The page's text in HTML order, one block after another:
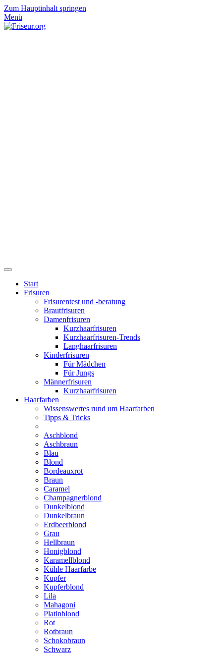
Zum Hauptinhalt springen
Menü
Start
Frisuren
Frisurentest und -beratung
Brautfrisuren
Damenfrisuren
Kurzhaarfrisuren
Kurzhaarfrisuren-Trends
Langhaarfrisuren
Kinderfrisuren
Für Mädchen
Für Jungs
Männerfrisuren
Kurzhaarfrisuren
Haarfarben
Wissenswertes rund um Haarfarben
Tipps & Tricks
Aschblond
Aschbraun
Blau
Blond
Bordeauxrot
Braun
Caramel
Champagnerblond
Dunkelblond
Dunkelbraun
Erdbeerblond
Grau
Hellbraun
Honigblond
Karamellblond
Kühle Haarfarbe
Kupfer
Kupferblond
Lila
Mahagoni
Platinblond
Rot
Rotbraun
Schokobraun
Schwarz